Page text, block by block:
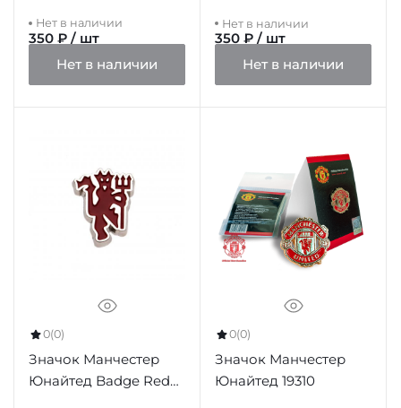
Нет в наличии
350 ₽ / шт
Нет в наличии
Нет в наличии
350 ₽ / шт
Нет в наличии
0(0)
Значок Манчестер
Юнайтед Badge Red
0(0)
Значок Манчестер
Юнайтед 19310